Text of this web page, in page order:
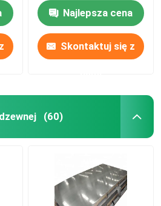
Najlepsza cena
Skontaktuj się z
(60)